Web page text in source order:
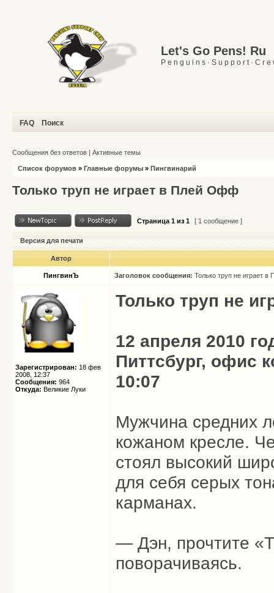
Let's Go Pens! Ru
P e n g u i n s · S u p p o r t · C r e
FAQ Поиск
Сообщения без ответов | Активные темы
Список форумов » Главные форумы » Пингвинарий
Только труп не играет в Плей Офф
Страница 1 из 1 [ 1 сообщение ]
Версия для печати
Автор
ПингвинЪ Заголовок сообщения: Только труп не играет
Зарегистрирован: 18 фев
2008, 12:37
Сообщения: 964
Откуда: Великие Луки
Только труп не
12 апреля 2010
Питтсбург, офис
10:07
Мужчина средних
кожаном кресле.
стоял высокий
для себя серых
карманах.
— Дэн, прочтите
поворачиваясь.